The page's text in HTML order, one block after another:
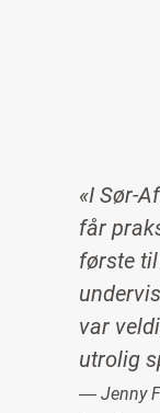
«I Sør-
får
første
var
utrolig
― Jenny